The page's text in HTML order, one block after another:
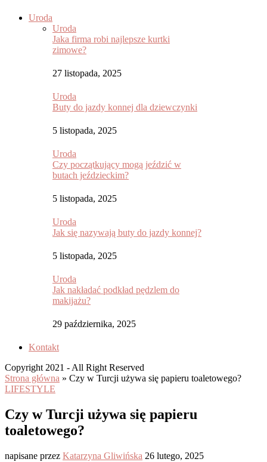
Uroda
Uroda
Jaka firma robi najlepsze kurtki
zimowe?
27 listopada, 2025
Uroda
Buty do jazdy konnej dla dziewczynki
5 listopada, 2025
Uroda
Czy początkujący mogą jeździć w
butach jeździeckim?
5 listopada, 2025
Uroda
Jak się nazywają buty do jazdy konnej?
5 listopada, 2025
Uroda
Jak nakładać podkład pędzlem do
makijażu?
29 października, 2025
Kontakt
Copyright 2021 - All Right Reserved
Strona główna » Czy w Turcji używa się papieru toaletowego?
LIFESTYLE
Czy w Turcji używa się papieru
toaletowego?
napisane przez Katarzyna Gliwińska 26 lutego, 2025